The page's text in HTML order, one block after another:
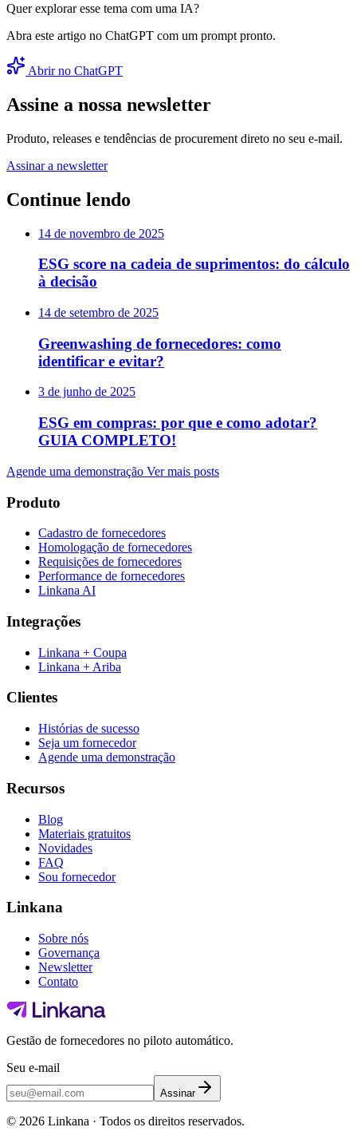
Quer explorar esse tema com uma IA?
Abra este artigo no ChatGPT com um prompt pronto.
Abrir no ChatGPT
Assine a nossa newsletter
Produto, releases e tendências de procurement direto no seu e-mail.
Assinar a newsletter
Continue lendo
14 de novembro de 2025
ESG score na cadeia de suprimentos: do cálculo
à decisão
14 de setembro de 2025
Greenwashing de fornecedores: como
identificar e evitar?
3 de junho de 2025
ESG em compras: por que e como adotar?
GUIA COMPLETO!
Agende uma demonstração Ver mais posts
Produto
Cadastro de fornecedores
Homologação de fornecedores
Requisições de fornecedores
Performance de fornecedores
Linkana AI
Integrações
Linkana + Coupa
Linkana + Ariba
Clientes
Histórias de sucesso
Seja um fornecedor
Agende uma demonstração
Recursos
Blog
Materiais gratuitos
Novidades
FAQ
Sou fornecedor
Linkana
Sobre nós
Governança
Newsletter
Contato
Gestão de fornecedores no piloto automático.
Seu e-mail
Assinar
© 2026 Linkana · Todos os direitos reservados.